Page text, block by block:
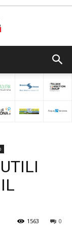
0
1563